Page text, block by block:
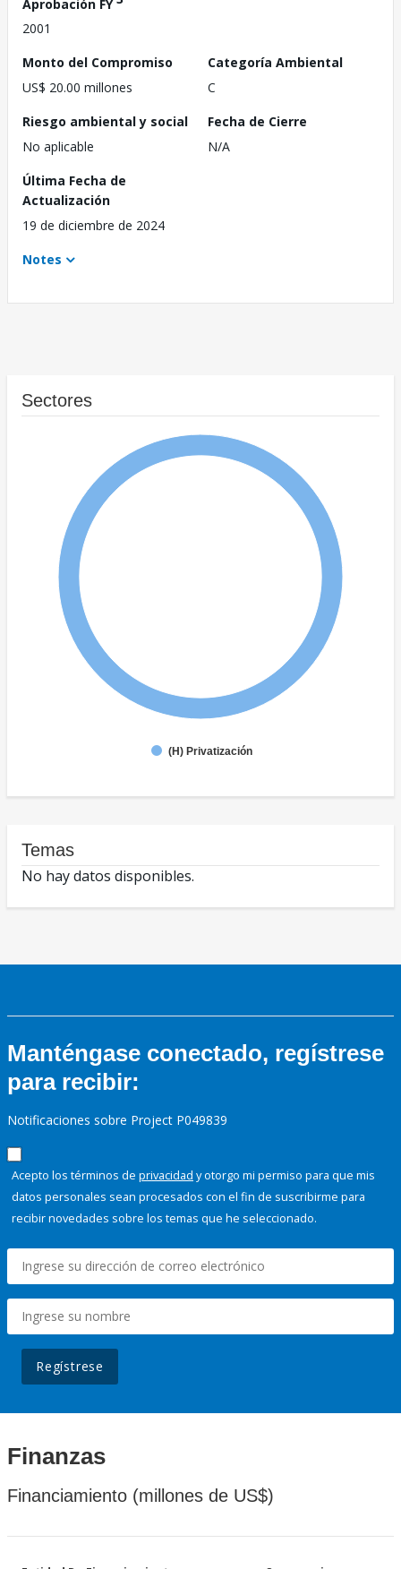
Aprobación FY
2001
Monto del Compromiso
US$ 20.00 millones
Categoría Ambiental
C
Riesgo ambiental y social
No aplicable
Fecha de Cierre
N/A
Última Fecha de
Actualización
19 de diciembre de 2024
Notes
Sectores
(H) Privatización
Temas
No hay datos disponibles.
Manténgase conectado, regístrese
para recibir:
Notificaciones sobre Project P049839
Acepto los términos de privacidad y otorgo mi permiso para que mis
datos personales sean procesados con el fin de suscribirme para
recibir novedades sobre los temas que he seleccionado.
Regístrese
Finanzas
Financiamiento (millones de US$)